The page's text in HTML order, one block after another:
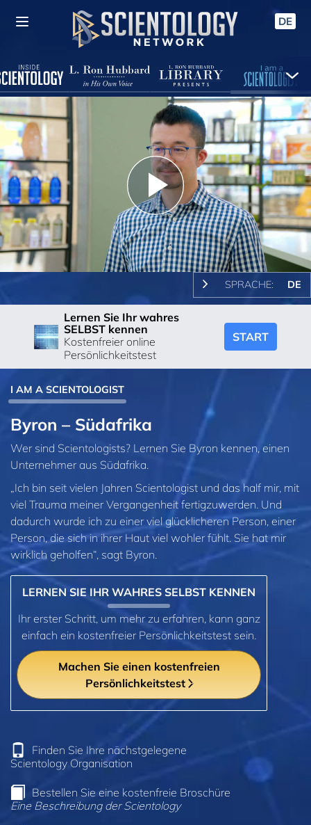
DE
Play
Video
SPRACHE: DE
Lernen Sie Ihr wahres
SELBST kennen
Kostenfreier online
Persönlichkeitstest
START
I AM A SCIENTOLOGIST
Byron – Südafrika
Wer sind Scientologists? Lernen Sie Byron kennen, einen
Unternehmer aus Südafrika.
„Ich bin seit vielen Jahren Scientologist und das half mir, mit
viel Trauma meiner Vergangenheit fertigzuwerden. Und
dadurch wurde ich zu einer viel glücklicheren Person, einer
Person, die sich in ihrer Haut viel wohler fühlt. Sie hat mir
wirklich geholfen“, sagt Byron.
LERNEN SIE IHR WAHRES SELBST KENNEN
Ihr erster Schritt, um mehr zu erfahren, kann ganz
einfach ein kostenfreier Persönlichkeitstest sein.
Machen Sie einen kostenfreien
Persönlichkeitstest
Finden Sie Ihre nächstgelegene
Scientology Organisation
Bestellen Sie eine kostenfreie Broschüre
Eine Beschreibung der Scientology